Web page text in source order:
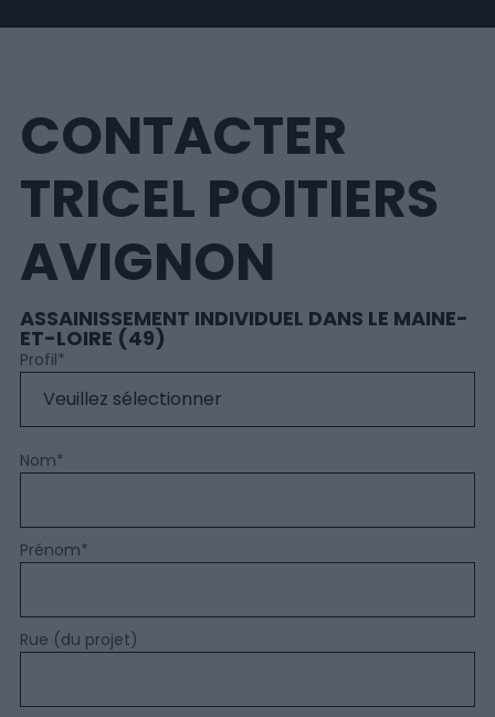
CONTACTER
TRICEL POITIERS
AVIGNON
ASSAINISSEMENT INDIVIDUEL DANS LE MAINE-
ET-LOIRE (49)
Profil*
Nom*
Prénom*
Rue (du projet)